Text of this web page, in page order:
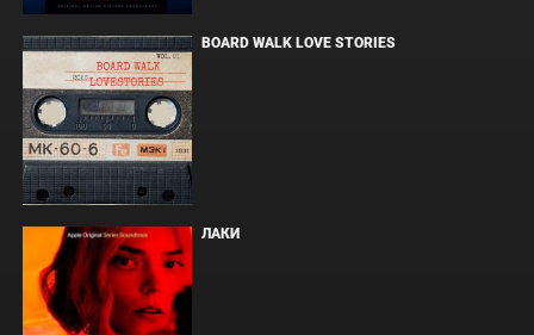
BOARD WALK LOVE STORIES
ЛАКИ